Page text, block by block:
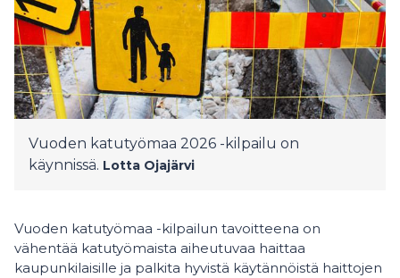
Vuoden katutyömaa 2026 -kilpailu on
käynnissä. Lotta Ojajärvi
Vuoden katutyömaa -kilpailun tavoitteena on
vähentää katutyömaista aiheutuvaa haittaa
kaupunkilaisille ja palkita hyvistä käytännöistä haittojen